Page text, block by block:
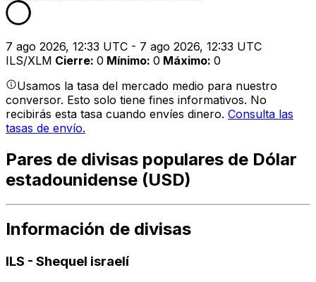
7 ago 2026, 12:33 UTC - 7 ago 2026, 12:33 UTC
ILS/XLM Cierre: 0 Mínimo: 0 Máximo: 0
Usamos la tasa del mercado medio para nuestro
conversor. Esto solo tiene fines informativos. No
recibirás esta tasa cuando envíes dinero. Consulta las
tasas de envío.
Pares de divisas populares de Dólar
estadounidense (USD)
Información de divisas
ILS - Shequel israelí